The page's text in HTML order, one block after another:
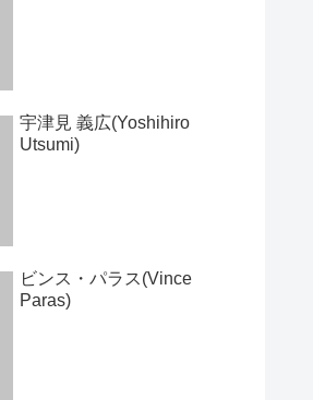
宇津見 義広(Yoshihiro
Utsumi)
ビンス・パラス(Vince
Paras)